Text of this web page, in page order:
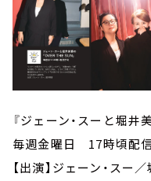
『ジェーン・スーと堀井
毎週金曜日 17時頃配
【出演】ジェーン・スー